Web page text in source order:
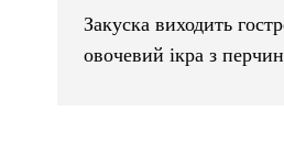
Закуска виходить
овочевий ікра з